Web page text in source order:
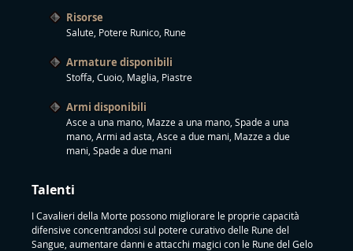
Risorse
Salute, Potere Runico, Rune
Armature disponibili
Stoffa, Cuoio, Maglia, Piastre
Armi disponibili
Asce a una mano, Mazze a una mano, Spade a una
mano, Armi ad asta, Asce a due mani, Mazze a due
mani, Spade a due mani
Talenti
I Cavalieri della Morte possono migliorare le proprie capacità
difensive concentrandosi sul potere curativo delle Rune del
Sangue, aumentare danni e attacchi magici con le Rune del Gelo